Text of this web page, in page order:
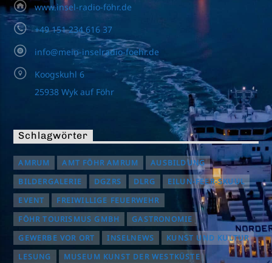
www.insel-radio-föhr.de
+49 151 234 616 37
info@mein-inselradio-foehr.de
Koogskuhl 6
25938 Wyk auf Föhr
Schlagwörter
AMRUM AMT FÖHR AMRUM
AUSBILDUNG
BILDERGALERIE
DGZRS DLRG
EILUN-FEER-SKUUL
EVENT
FREIWILLIGE FEUERWEHR
FÖHR TOURISMUS GMBH
GASTRONOMIE
GEWERBE VOR ORT
INSELNEWS
KUNST UND KULTUR
LESUNG
MUSEUM KUNST DER WESTKÜSTE